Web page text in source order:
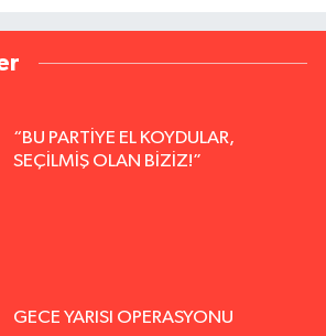
“BU PARTİYE EL KOYDULAR,
SEÇİLMİŞ OLAN BİZİZ!”
GECE YARISI OPERASYONU